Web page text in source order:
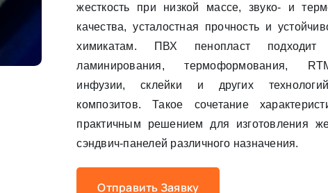
жесткость при низкой массе, звуко- и
качества, усталостная прочность и
химикатам. ПВХ пенопласт подходит
ламинирования, термоформования,
инфузии, склейки и других
композитов. Такое сочетание
практичным решением для изготовления
сэндвич-панелей различного назначения.
Отправить Заявку